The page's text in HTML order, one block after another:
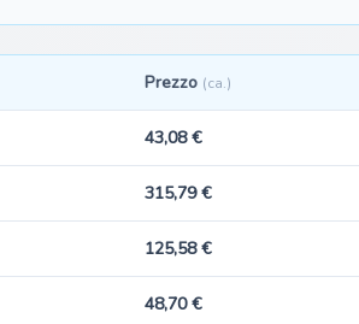
Prezzo (ca.)
43,08 €
315,79 €
125,58 €
48,70 €